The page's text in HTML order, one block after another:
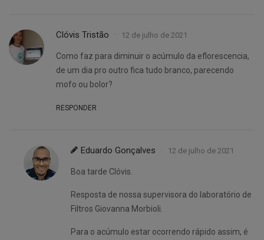
Clóvis Tristão 12 de julho de 2021
Como faz para diminuir o acúmulo da eflorescencia,
de um dia pro outro fica tudo branco, parecendo
mofo ou bolor?
RESPONDER
Eduardo Gonçalves 12 de julho de 2021
Boa tarde Clóvis.
Resposta de nossa supervisora do laboratório de
Filtros Giovanna Morbioli.
Para o acúmulo estar ocorrendo rápido assim, é